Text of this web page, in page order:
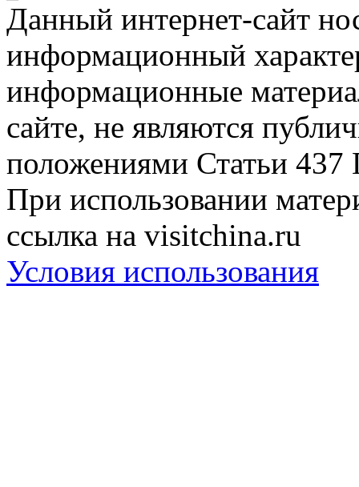
Данный интернет-сайт
информационный
информационные
сайте, не являются
положениями Статьи 437
При использовании
ссылка на visitchina.ru
Условия использования